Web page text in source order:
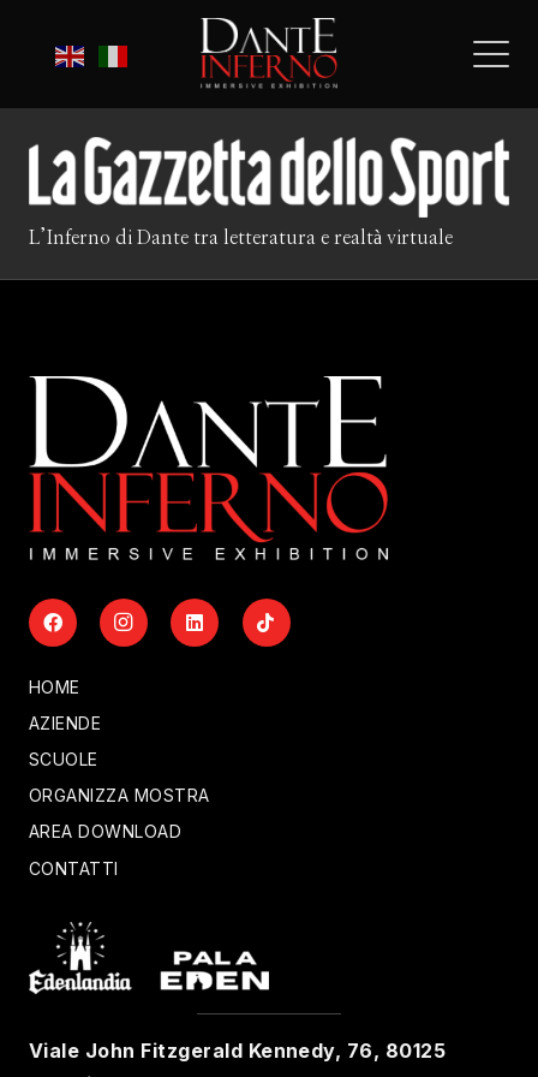
L’Inferno di Dante tra letteratura e realtà virtuale
HOME
AZIENDE
SCUOLE
ORGANIZZA MOSTRA
AREA DOWNLOAD
CONTATTI
Viale John Fitzgerald Kennedy, 76, 80125